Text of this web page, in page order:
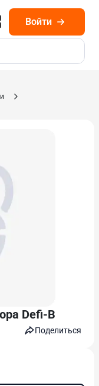
Войти
Defi-B
Поделиться